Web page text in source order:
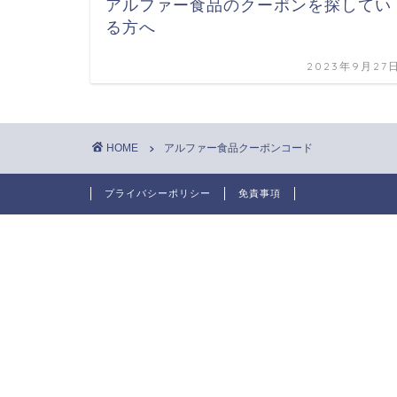
アルファー食品のクーポンを探してい
る方へ
2023年9月27
HOME アルファー食品クーポンコード
プライバシーポリシー 免責事項